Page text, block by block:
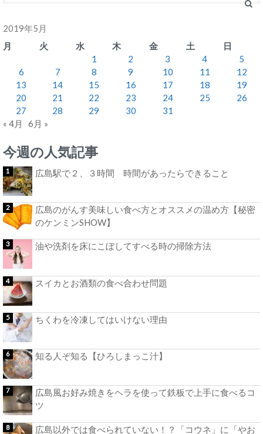
2019年5月
月
火 水 木 金 土
日
1
2 3 4
5
6
7 8 9 10 11
12
13
14 15 16 17 18
19
20
21 22 23 24 25
26
27
28 29 30
31
« 4月
6月 »
今週の人気記事
広島駅で２、３時間 時間があったらできること
広島のがんす美味しい食べ方とオススメの温め方【秘密
のケンミンSHOW】
油や洗剤を床にこぼしてすべる時の掃除方法
スイカとお酒類の食べ合わせ問題
ちくわを冷凍してはいけない理由
知る人ぞ知る【ひろしまっこ汁】
広島風お好み焼きをヘラを使って鉄板で上手に食べるコ
ツ
広島以外では食べられていない！？「コウネ」に「やお